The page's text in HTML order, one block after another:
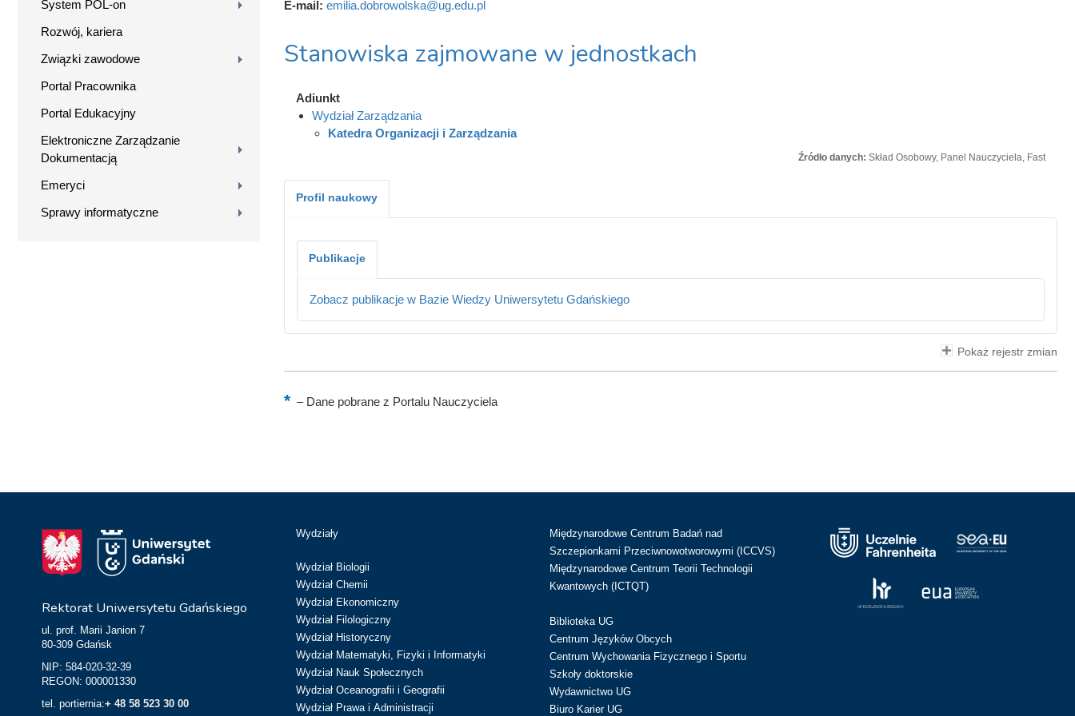
System POL-on
Rozwój, kariera
Związki zawodowe
Portal Pracownika
Portal Edukacyjny
Elektroniczne Zarządzanie
Dokumentacją
Emeryci
Sprawy informatyczne
E-mail: emilia.dobrowolska@ug.edu.pl
Stanowiska zajmowane w jednostkach
Adiunkt
Wydział Zarządzania
Katedra Organizacji i Zarządzania
Źródło danych: Skład Osobowy, Panel Nauczyciela, Fast
Profil naukowy
Publikacje
Zobacz publikacje w Bazie Wiedzy Uniwersytetu Gdańskiego
Pokaż rejestr zmian
–Dane pobrane z Portalu Nauczyciela
Rektorat Uniwersytetu Gdańskiego
ul. prof. Marii Janion 7
80-309 Gdańsk
NIP: 584-020-32-39
REGON: 000001330
tel. portiernia:+ 48 58 523 30 00
Wydziały
Wydział Biologii
Wydział Chemii
Wydział Ekonomiczny
Wydział Filologiczny
Wydział Historyczny
Wydział Matematyki, Fizyki i Informatyki
Wydział Nauk Społecznych
Wydział Oceanografii i Geografii
Wydział Prawa i Administracji
Międzynarodowe Centrum Badań nad
Szczepionkami Przeciwnowotworowymi (ICCVS)
Międzynarodowe Centrum Teorii Technologii
Kwantowych (ICTQT)
Biblioteka UG
Centrum Języków Obcych
Centrum Wychowania Fizycznego i Sportu
Szkoły doktorskie
Wydawnictwo UG
Biuro Karier UG